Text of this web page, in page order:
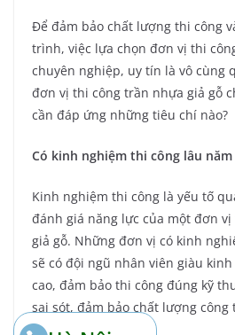
Để đảm bảo chất lượng thi công
trình, việc lựa chọn đơn vị thi
chuyên nghiệp, uy tín là vô cùng
đơn vị thi công trần nhựa giả gỗ
cần đáp ứng những tiêu chí nào?
Có kinh nghiệm thi công lâu năm
Kinh nghiệm thi công là yếu tố
đánh giá năng lực của một đơn
giả gỗ. Những đơn vị có kinh
sẽ có đội ngũ nhân viên giàu
cao, đảm bảo thi công đúng kỹ
sai sót, đảm bảo chất lượng công